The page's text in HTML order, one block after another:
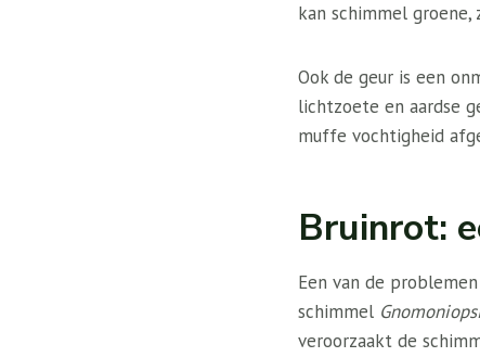
kan schimmel
Ook de geur is een
lichtzoete en aardse
muffe vochtigheid
Bruinrot:
Een van de
schimmel
veroorzaakt de